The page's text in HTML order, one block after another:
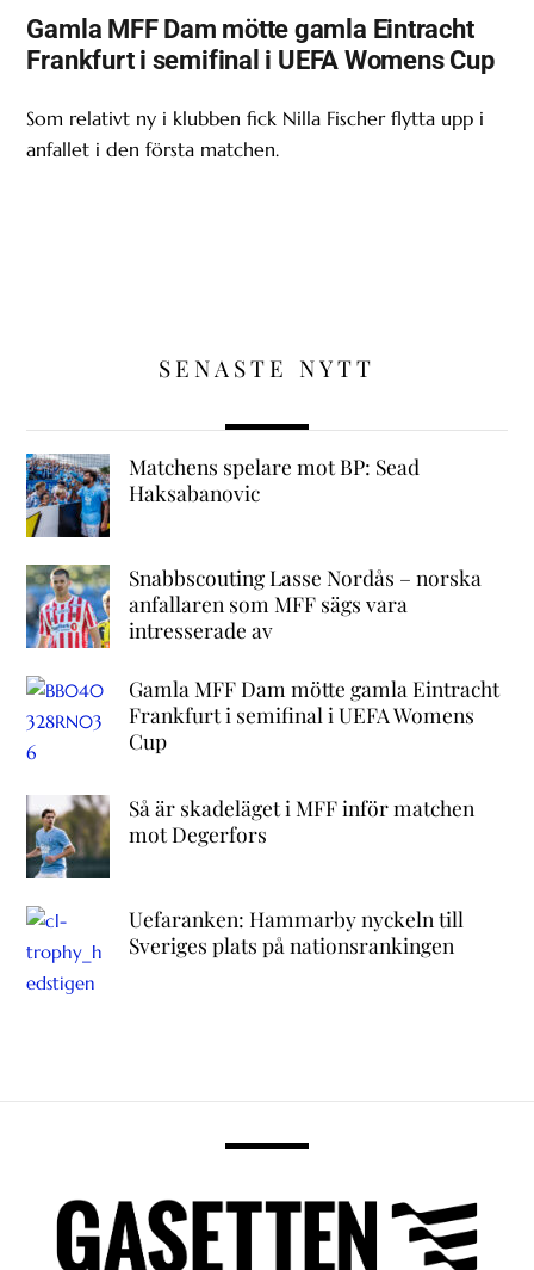
Gamla MFF Dam mötte gamla Eintracht
Frankfurt i semifinal i UEFA Womens Cup
Som relativt ny i klubben fick Nilla Fischer flytta upp i
anfallet i den första matchen.
SENASTE NYTT
Matchens spelare mot BP: Sead
Haksabanovic
Snabbscouting Lasse Nordås – norska
anfallaren som MFF sägs vara
intresserade av
Gamla MFF Dam mötte gamla Eintracht
Frankfurt i semifinal i UEFA Womens
Cup
Så är skadeläget i MFF inför matchen
mot Degerfors
Uefaranken: Hammarby nyckeln till
Sveriges plats på nationsrankingen